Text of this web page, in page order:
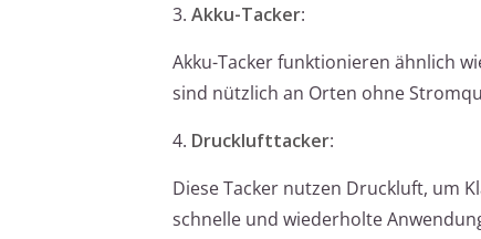
3. Akku-Tacker:
Akku-Tacker funktionieren ähnlich
sind nützlich an Orten ohne
4. Drucklufttacker:
Diese Tacker nutzen Druckluft, um
schnelle und wiederholte